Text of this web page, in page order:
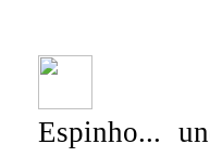
Espinho...